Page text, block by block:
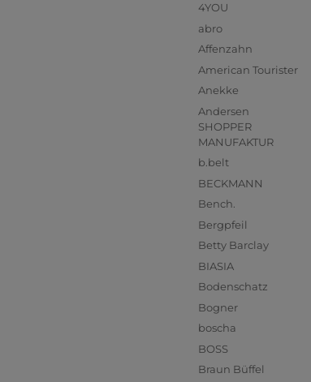
4YOU
abro
Affenzahn
American Tourister
Anekke
Andersen
SHOPPER
MANUFAKTUR
b.belt
BECKMANN
Bench.
Bergpfeil
Betty Barclay
BIASIA
Bodenschatz
Bogner
boscha
BOSS
Braun Büffel